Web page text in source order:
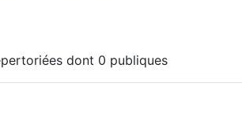
dont 0 publiques